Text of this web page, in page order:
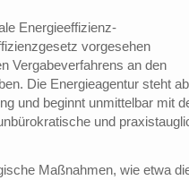
Energieeffizienz-
vorgesehen
Vergabeverfahrens an den
Die Energieagentur steht ab
und beginnt unmittelbar mit
und
Maßnahmen, wie etwa